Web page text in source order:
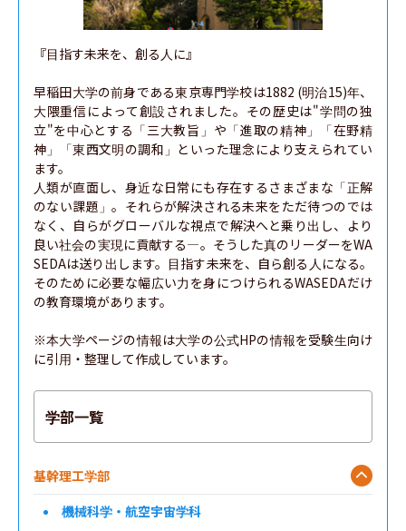
『目指す未来を、創る人に』
早稲田大学の前身である東京専門学校は1882 (明治15)年、
大隈重信によって創設されました。その歴史は"学問の独
立"を中心とする「三大教旨」や「進取の精神」「在野精
神」「東西文明の調和」といった理念により支えられてい
ます。
人類が直面し、身近な日常にも存在するさまざまな「正解
のない課題」。それらが解決される未来をただ待つのでは
なく、自らがグローバルな視点で解決へと乗り出し、より
良い社会の実現に貢献する―。そうした真のリーダーをWA
SEDAは送り出します。目指す未来を、自ら創る人になる。
そのために必要な幅広い力を身につけられるWASEDAだけ
の教育環境があります。
※本大学ページの情報は大学の公式HPの情報を受験生向け
に引用・整理して作成しています。
学部一覧
基幹理工学部
機械科学・航空宇宙学科